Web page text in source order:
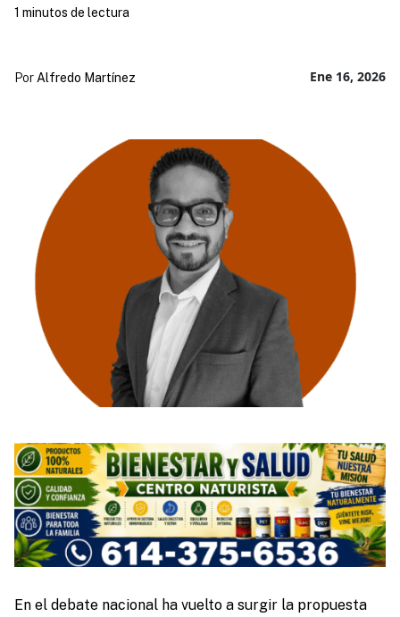
Ene 16, 2026
Por Alfredo Martínez
1 minutos de lectura
En el debate nacional ha vuelto a surgir la propuesta